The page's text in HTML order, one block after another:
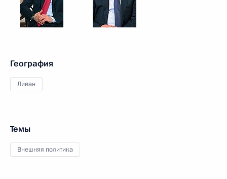
География
Ливан
Темы
Внешняя политика